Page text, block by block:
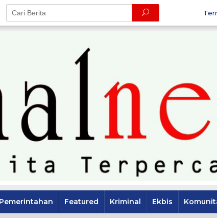
Pemerintahan Featured Kriminal Ekbis